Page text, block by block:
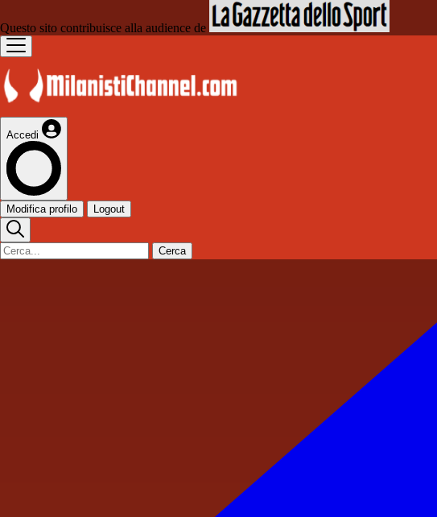
Questo sito contribuisce alla audience de
Accedi
Modifica profilo Logout
Cerca